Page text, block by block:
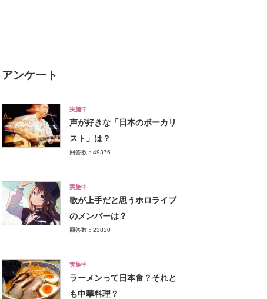
アンケート
実施中
声が好きな「日本のボーカリ
スト」は？
回答数：49376
実施中
歌が上手だと思うホロライブ
のメンバーは？
回答数：23830
実施中
ラーメンって日本食？それと
も中華料理？